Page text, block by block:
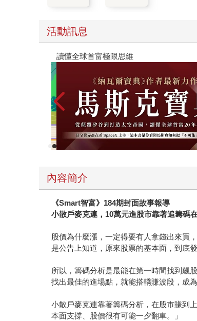
活動訊息
【父親節禮物展】5折起，滿888送88
內容簡介
《Smart智富》184期封面故事報導
小散戶麥克連，10萬元進股市靠著追籌碼
股價為什麼漲，一定得要有人拿錢出來買
是公告上知道，原來股票的基本面，到底
所以，籌碼分析是最能在第一時間找到飆
找出最佳的進場點，就能搭轎賺波段，成
小散戶麥克連靠著籌碼分析，在股市賺到
本面支撐、股價很有可能一夕翻車。」